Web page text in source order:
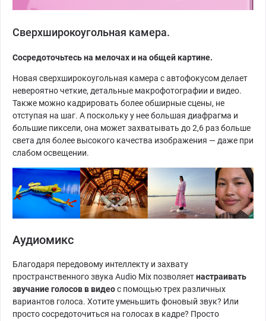
Сверхширокоугольная камера.
Сосредоточьтесь на мелочах и на общей картине.
Новая сверхширокоугольная камера с автофокусом делает
невероятно четкие, детальные макрофотографии и видео.
Также можно кадрировать более обширные сцены, не
отступая на шаг. А поскольку у нее большая диафрагма и
большие пиксели, она может захватывать до 2,6 раз больше
света для более высокого качества изображения — даже при
слабом освещении.
Аудиомикс
Благодаря передовому интеллекту и захвату
пространственного звука Audio Mix позволяетнастраивать
звучание голосов в видеос помощью трех различных
вариантов голоса. Хотите уменьшить фоновый звук? Или
просто сосредоточиться на голосах в кадре? Просто